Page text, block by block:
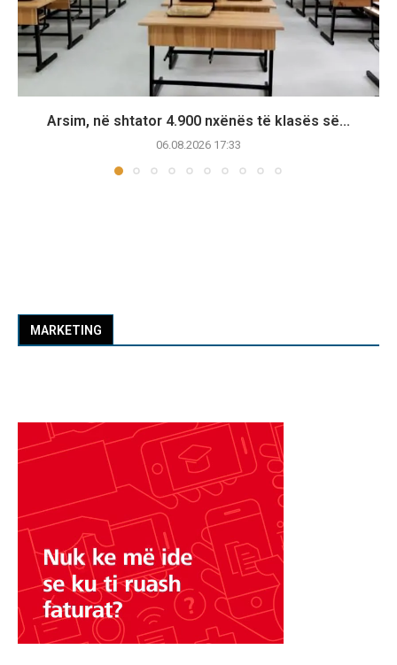
Arsim, në shtator 4.900 nxënës të klasës së...
06.08.2026 17:33
MARKETING